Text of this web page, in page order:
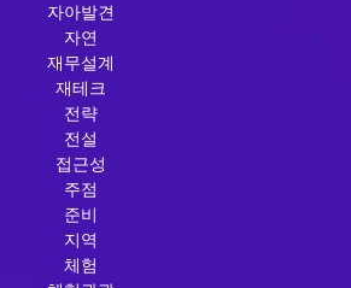
자아발견
자연
재무설계
재테크
전략
전설
접근성
주점
준비
지역
체험